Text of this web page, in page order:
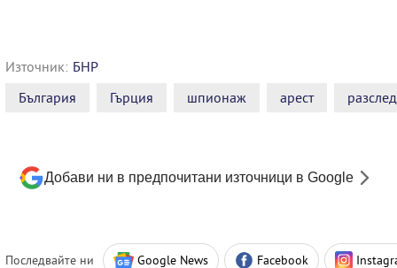
Източник: БНР
България
Гърция шпионаж арест
Добави ни в предпочитани източници в Google
Последвайте ни Google News Facebook